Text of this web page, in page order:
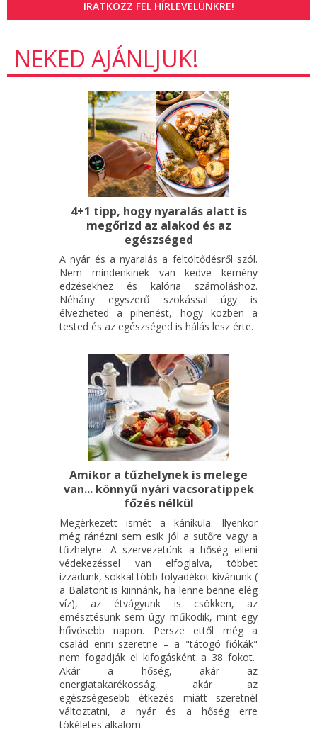
IRATKOZZ FEL HÍRLEVELÜNKRE!
NEKED AJÁNLJUK!
4+1 tipp, hogy nyaralás alatt is
megőrizd az alakod és az
egészséged
A nyár és a nyaralás a feltöltődésről szól.
Nem mindenkinek van kedve kemény
edzésekhez és kalória számoláshoz.
Néhány egyszerű szokással úgy is
élvezheted a pihenést, hogy közben a
tested és az egészséged is hálás lesz érte.
Amikor a tűzhelynek is melege
van... könnyű nyári vacsoratippek
főzés nélkül
Megérkezett ismét a kánikula. Ilyenkor
még ránézni sem esik jól a sütőre vagy a
tűzhelyre. A szervezetünk a hőség elleni
védekezéssel van elfoglalva, többet
izzadunk, sokkal több folyadékot kívánunk (
a Balatont is kiinnánk, ha lenne benne elég
víz), az étvágyunk is csökken, az
emésztésünk sem úgy működik, mint egy
hűvösebb napon. Persze ettől még a
család enni szeretne – a "tátogó fiókák"
nem fogadják el kifogásként a 38 fokot.
Akár a hőség, akár az
energiatakarékosság, akár az
egészségesebb étkezés miatt szeretnél
változtatni, a nyár és a hőség erre
tökéletes alkalom.